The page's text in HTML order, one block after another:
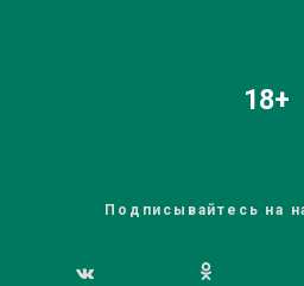
18+
Подписывайтесь на